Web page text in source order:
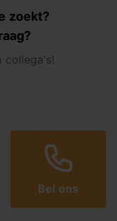
zoekt?
collega's!
Bel ons